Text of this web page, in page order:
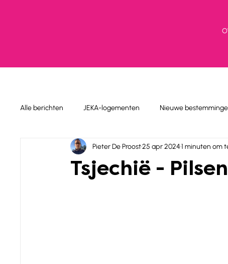
Alle berichten JEKA-logementen Nieuwe
Tsjechië -
Pieter De Proost25 apr 20241 minuten om